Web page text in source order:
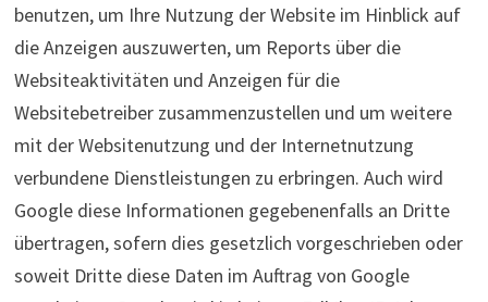
benutzen, um Ihre Nutzung der Website im Hinblick auf
die Anzeigen auszuwerten, um Reports über die
Websiteaktivitäten und Anzeigen für die
Websitebetreiber zusammenzustellen und um weitere
mit der Websitenutzung und der Internetnutzung
verbundene Dienstleistungen zu erbringen. Auch wird
Google diese Informationen gegebenenfalls an Dritte
übertragen, sofern dies gesetzlich vorgeschrieben oder
soweit Dritte diese Daten im Auftrag von Google